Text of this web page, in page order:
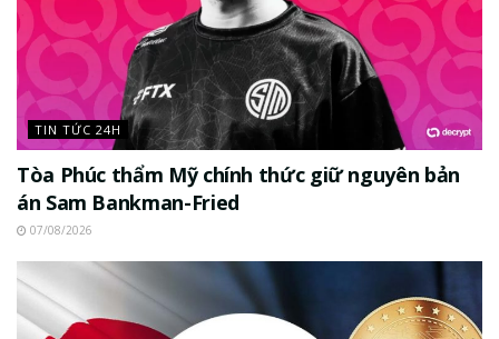
TIN TỨC 24H
Tòa Phúc thẩm Mỹ chính thức giữ nguyên bản
án Sam Bankman-Fried
07/08/2026